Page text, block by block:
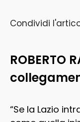
Condividi
ROBERTO
“Se la Lazio